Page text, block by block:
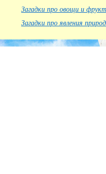
Загадки про овощи и
Загадки про явления